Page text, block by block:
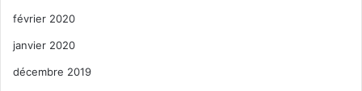
février 2020
janvier 2020
décembre 2019